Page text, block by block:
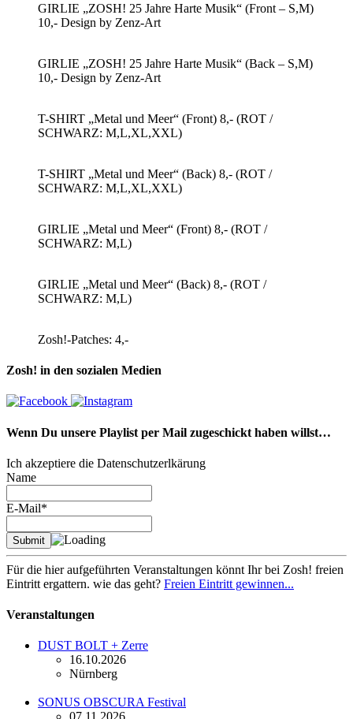
GIRLIE „ZOSH! 25 Jahre Harte Musik“ (Front – S,M)
10,- Design by Zenz-Art
GIRLIE „ZOSH! 25 Jahre Harte Musik“ (Back – S,M)
10,- Design by Zenz-Art
T-SHIRT „Metal und Meer“ (Front) 8,- (ROT /
SCHWARZ: M,L,XL,XXL)
T-SHIRT „Metal und Meer“ (Back) 8,- (ROT /
SCHWARZ: M,L,XL,XXL)
GIRLIE „Metal und Meer“ (Front) 8,- (ROT /
SCHWARZ: M,L)
GIRLIE „Metal und Meer“ (Back) 8,- (ROT /
SCHWARZ: M,L)
Zosh!-Patches: 4,-
Zosh! in den sozialen Medien
Wenn Du unsere Playlist per Mail zugeschickt haben willst…
Ich akzeptiere die Datenschutzerlkärung
Name
E-Mail*
Für die hier aufgeführten Veranstaltungen könnt Ihr bei Zosh! freien
Eintritt ergattern. wie das geht? Freien Eintritt gewinnen...
Veranstaltungen
DUST BOLT + Zerre
16.10.2026
Nürnberg
SONUS OBSCURA Festival